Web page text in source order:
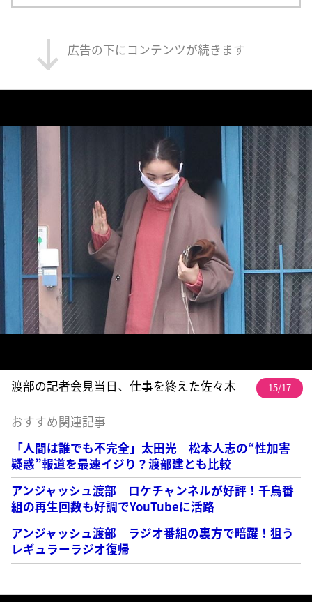
広告の下にコンテンツが続きます
渡部の記者会見当日、仕事を終えた佐々木 15/17
おすすめ関連記事
「人間は誰でも不完全」太田光 松本人志の“性加害
疑惑”報道を最速イジり？渡部建とも比較
アンジャッシュ渡部 ロケチャンネルが好評！千鳥番
組の再生回数も好調でYouTubeに活路
アンジャッシュ渡部 ラジオ番組の裏方で暗躍！狙う
レギュラーラジオ復帰